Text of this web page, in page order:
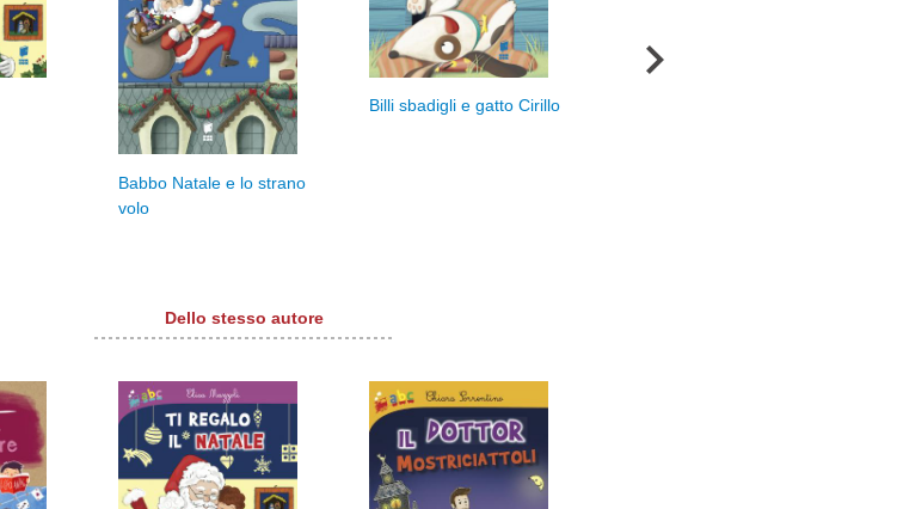
Babbo Natale e lo strano
volo
Billi sbadigli e gatto Cirillo
Dello stesso autore